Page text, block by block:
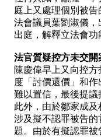
庭上又處理個別被
法會議員葉劉淑儀
出庭，解釋立法會功
法官質疑控方未交開
陳慶偉早上又向控
度「討價還價」和
難以置信，最後提議
此外，由於鄒家成
涉及擬不認罪被告
題。由於有擬認罪